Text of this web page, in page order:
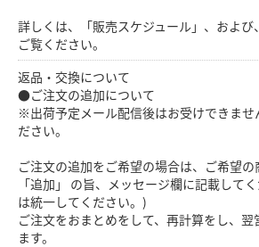
詳しくは、「販売スケジュール」、および
ご覧ください。
返品・交換について
●ご注文の追加について
※出荷予定メール配信後はお受けできませ
ださい。
ご注文の追加をご希望の場合は、ご希望の
「追加」 の旨、メッセージ欄に記載して
は統一してください。)
ご注文をおまとめをして、再計算をし、
ます。